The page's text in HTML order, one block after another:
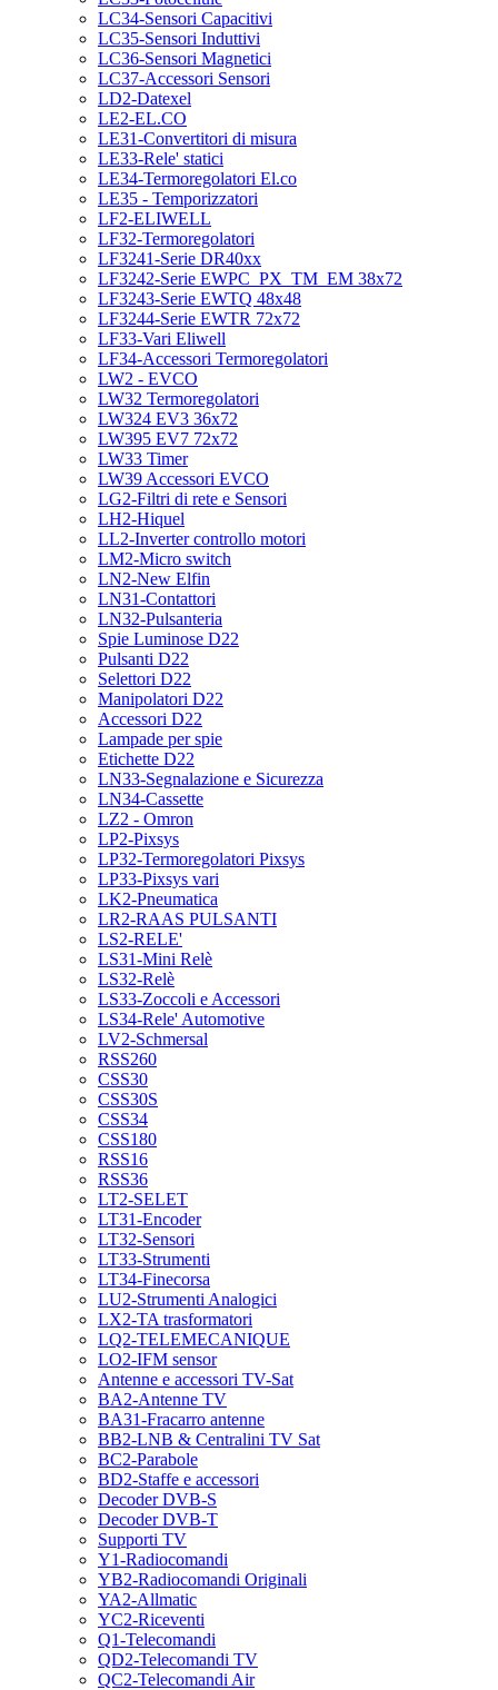
LC34-Sensori Capacitivi
LC35-Sensori Induttivi
LC36-Sensori Magnetici
LC37-Accessori Sensori
LD2-Datexel
LE2-EL.CO
LE31-Convertitori di misura
LE33-Rele' statici
LE34-Termoregolatori El.co
LE35 - Temporizzatori
LF2-ELIWELL
LF32-Termoregolatori
LF3241-Serie DR40xx
LF3242-Serie EWPC_PX_TM_EM 38x72
LF3243-Serie EWTQ 48x48
LF3244-Serie EWTR 72x72
LF33-Vari Eliwell
LF34-Accessori Termoregolatori
LW2 - EVCO
LW32 Termoregolatori
LW324 EV3 36x72
LW395 EV7 72x72
LW33 Timer
LW39 Accessori EVCO
LG2-Filtri di rete e Sensori
LH2-Hiquel
LL2-Inverter controllo motori
LM2-Micro switch
LN2-New Elfin
LN31-Contattori
LN32-Pulsanteria
Spie Luminose D22
Pulsanti D22
Selettori D22
Manipolatori D22
Accessori D22
Lampade per spie
Etichette D22
LN33-Segnalazione e Sicurezza
LN34-Cassette
LZ2 - Omron
LP2-Pixsys
LP32-Termoregolatori Pixsys
LP33-Pixsys vari
LK2-Pneumatica
LR2-RAAS PULSANTI
LS2-RELE'
LS31-Mini Relè
LS32-Relè
LS33-Zoccoli e Accessori
LS34-Rele' Automotive
LV2-Schmersal
RSS260
CSS30
CSS30S
CSS34
CSS180
RSS16
RSS36
LT2-SELET
LT31-Encoder
LT32-Sensori
LT33-Strumenti
LT34-Finecorsa
LU2-Strumenti Analogici
LX2-TA trasformatori
LQ2-TELEMECANIQUE
LO2-IFM sensor
Antenne e accessori TV-Sat
BA2-Antenne TV
BA31-Fracarro antenne
BB2-LNB & Centralini TV Sat
BC2-Parabole
BD2-Staffe e accessori
Decoder DVB-S
Decoder DVB-T
Supporti TV
Y1-Radiocomandi
YB2-Radiocomandi Originali
YA2-Allmatic
YC2-Riceventi
Q1-Telecomandi
QD2-Telecomandi TV
QC2-Telecomandi Air